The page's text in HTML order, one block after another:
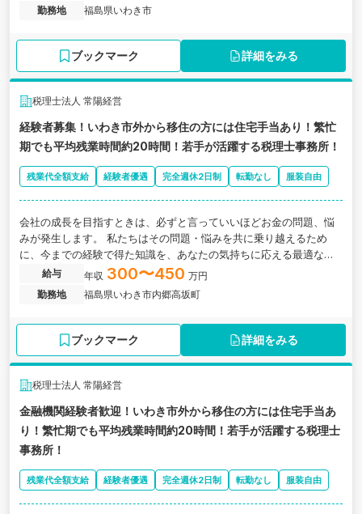
勤務地
福島県いわき市
ブックマーク 詳細をみる
税理士法人 常陽経営
経験者募集！いわき市外から移住の方には住宅手当あり！繁忙
期でも平均残業時間約20時間！若手が活躍する税理士事務所！
残業代全額支給 経験者優遇 完全週休2日制 転勤なし 服装自由
会社の成長を目指すときは、必ずと言っていいほどお金の問題、悩
みが発生します。 私たちはその問題・悩みを共に乗り越えるため
に、今までの経験で得た知識を、あなたの気持ちに応える最適な形
で提供いたします。
給与 年収 300〜450 万円
勤務地
福島県いわき市内郷高坂町
ブックマーク 詳細をみる
税理士法人 常陽経営
金融機関経験者歓迎！いわき市外から移住の方には住宅手当あ
り！繁忙期でも平均残業時間約20時間！若手が活躍する税理士
事務所！
残業代全額支給 経験者優遇 完全週休2日制 転勤なし 服装自由